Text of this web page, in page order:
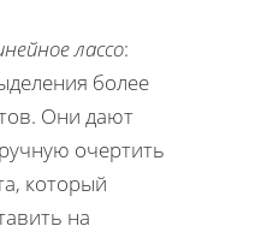
лассо:
более
Они дают
очертить
который
на